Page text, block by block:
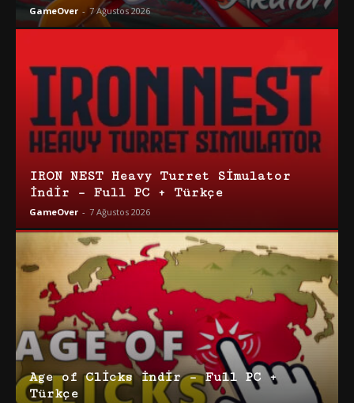
GameOver - 7 Ağustos 2026
IRON NEST Heavy Turret Simulator
İndir – Full PC + Türkçe
GameOver - 7 Ağustos 2026
Age of Clicks İndir – Full PC +
Türkçe